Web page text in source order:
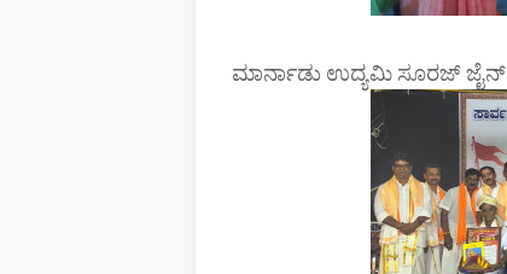
ಮಾರ್ನಾಡು ಉದ್ಯಮಿ ಸೂರಜ್